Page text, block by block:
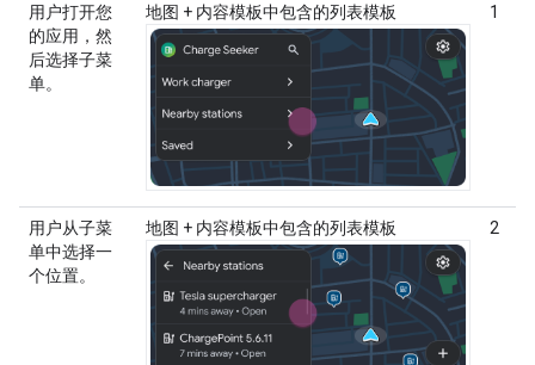
用户打开您
的应用，然
后选择子菜
单。
地图 + 内容模板中包含的列表模板 1
用户从子菜
单中选择一
个位置。
地图 + 内容模板中包含的列表模板 2